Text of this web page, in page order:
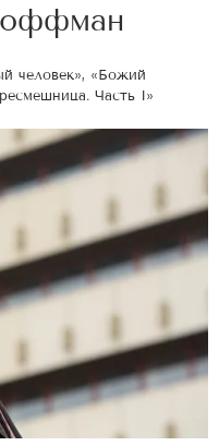
человек», «Божий
Часть I»